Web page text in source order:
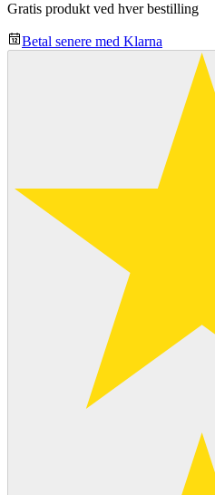
Gratis produkt ved hver bestilling
Betal senere med Klarna